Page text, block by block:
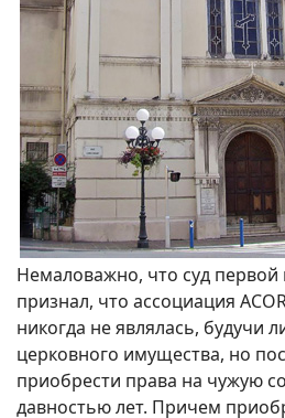
Немаловажно, что суд первой
признал, что ассоциация
никогда не являлась, будучи
церковного имущества, но
приобрести права на чужую
давностью лет. Причем